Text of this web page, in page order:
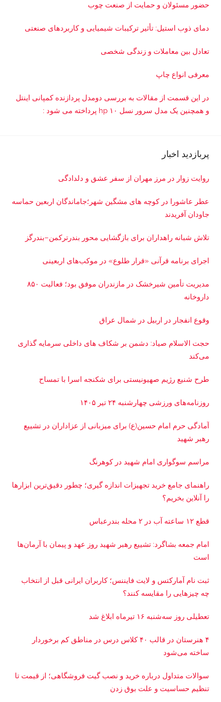
حضور مسئولان و حمایت از صنعت چوب
دمای ذوب استیل: تأثیر ترکیبات شیمیایی و کاربردهای صنعتی
تعادل بین معاملات و زندگی شخصی
معرفی انواع چاپ
در این قسمت از مقالات به بررسی دو‌مدل پردازنده کمپانی اینتل
و همچنین یک مدل سرور نسل ۱۰ hp پرداخته می شود :
پربازدید اخبار
روایت زوار در مرز مهران از سفر عشق و دلدادگی
عطر عاشورا در کوچه های مشگین شهر؛جاماندگان اربعین حماسه
جاودان آفریدند
تلاش شبانه راهداران برای بازگشایی محور بندرترکمن–بندرگز
اجرای برنامه قرآنی «قرار طلوع» در موکب‌های اربعینی
مدیریت تأمین شیرخشک در مازندران موفق بود؛ فعالیت ۸۵۰
داروخانه
وقوع انفجار در اربیل در شمال عراق
حجت الاسلام صیاد: دشمن بر شکاف‌ های داخلی سرمایه‌ گذاری
می‌کند
طرح شنیع رژیم صهیونیستی برای شکنجه اسرا با تمساح
روزنامه‌های ورزشی چهارشنبه ۲۴ تیر ۱۴۰۵
آمادگی حرم امام حسین(ع) برای میزبانی از عزاداران در تشییع
رهبر شهید
مراسم سوگواری امام شهید در کوهرنگ
راهنمای جامع خرید تجهیزات اندازه گیری؛ چطور دقیق‌ترین ابزارها
را آنلاین بخریم؟
قطع ۱۲ ساعته آب در ۲ محله بندرعباس
امام جمعه بشاگرد: تشییع رهبر شهید روز عهد و پیمان با آرمان‌ها
است
ثبت نام آمارکتس و لایت فایننس؛ کاربران ایرانی قبل از انتخاب
چه چیزهایی را مقایسه کنند؟
تعطیلی روز سه‌شنبه ۱۶ تیرماه ابلاغ شد
۴ هنرستان در قالب ۴۰ کلاس درس در مناطق کم برخوردار
ساخته می‌شود
سوالات متداول درباره خرید و نصب گیت فروشگاهی؛ از قیمت تا
تنظیم حساسیت و علت بوق زدن